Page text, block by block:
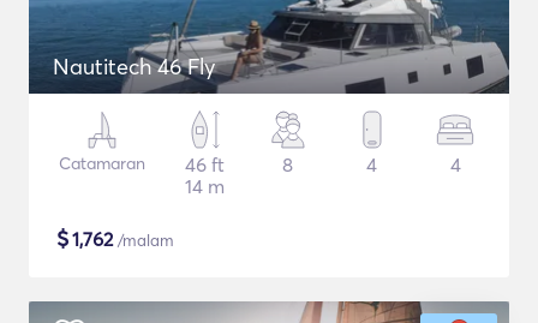
Nautitech 46 Fly
Catamaran
46 ft
14 m
8 4 4
$1,762/malam